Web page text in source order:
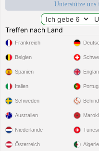
Unterstütze uns
Treffen nach Land
Frankreich
Belgien
Spanien
Italien
Schweden
Australien
Niederlande
Österreich